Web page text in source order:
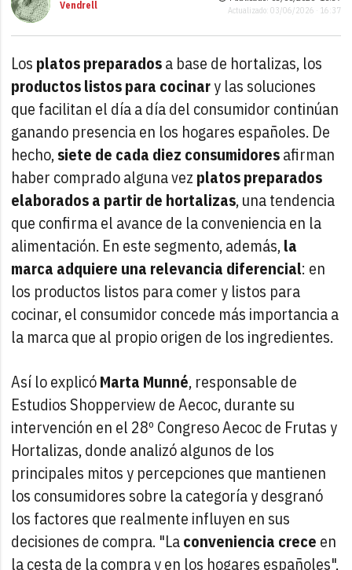
Vendrell
Actualizado: 03/06/2026 · 16:37
Los platos preparadosa base de hortalizas, los
productos listos para cocinary las soluciones
que facilitan el día a día del consumidor continúan
ganando presencia en los hogares españoles. De
hecho,siete de cada diez consumidoresafirman
haber comprado alguna vez platos preparados
elaborados a partir de hortalizas, una tendencia
que confirma el avance de la conveniencia en la
alimentación. En este segmento, además,la
marca adquiere una relevancia diferencial: en
los productos listos para comer y listos para
cocinar, el consumidor concede más importancia a
la marca que al propio origen de los ingredientes.
Así lo explicóMarta Munné, responsable de
Estudios Shopperview de Aecoc, durante su
intervención en el 28º Congreso Aecoc de Frutas y
Hortalizas, donde analizó algunos de los
principales mitos y percepciones que mantienen
los consumidores sobre la categoría y desgranó
los factores que realmente influyen en sus
decisiones de compra. "Laconveniencia crece en
la cesta de la compra y en los hogares españoles",